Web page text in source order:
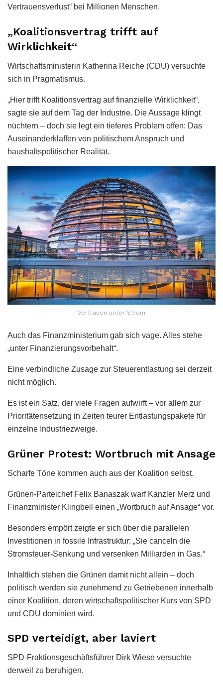
Vertrauensverlust“ bei Millionen Menschen.
„Koalitionsvertrag trifft auf
Wirklichkeit“
Wirtschaftsministerin Katherina Reiche (CDU) versuchte
sich in Pragmatismus.
„Hier trifft Koalitionsvertrag auf finanzielle Wirklichkeit“,
sagte sie auf dem Tag der Industrie. Die Aussage klingt
nüchtern – doch sie legt ein tieferes Problem offen: Das
Auseinanderklaffen von politischem Anspruch und
haushaltspolitischer Realität.
Vertrauen unter Strom
Auch das Finanzministerium gab sich vage. Alles stehe
„unter Finanzierungsvorbehalt“.
Eine verbindliche Zusage zur Steuerentlastung sei derzeit
nicht möglich.
Es ist ein Satz, der viele Fragen aufwirft – vor allem zur
Prioritätensetzung in Zeiten teurer Entlastungspakete für
einzelne Industriezweige.
Grüner Protest: Wortbruch mit Ansage
Scharfe Töne kommen auch aus der Koalition selbst.
Grünen-Parteichef Felix Banaszak warf Kanzler Merz und
Finanzminister Klingbeil einen „Wortbruch auf Ansage“ vor.
Besonders empört zeigte er sich über die parallelen
Investitionen in fossile Infrastruktur: „Sie canceln die
Stromsteuer-Senkung und versenken Milliarden in Gas.“
Inhaltlich stehen die Grünen damit nicht allein – doch
politisch werden sie zunehmend zu Getriebenen innerhalb
einer Koalition, deren wirtschaftspolitischer Kurs von SPD
und CDU dominiert wird.
SPD verteidigt, aber laviert
SPD-Fraktionsgeschäftsführer Dirk Wiese versuchte
derweil zu beruhigen.